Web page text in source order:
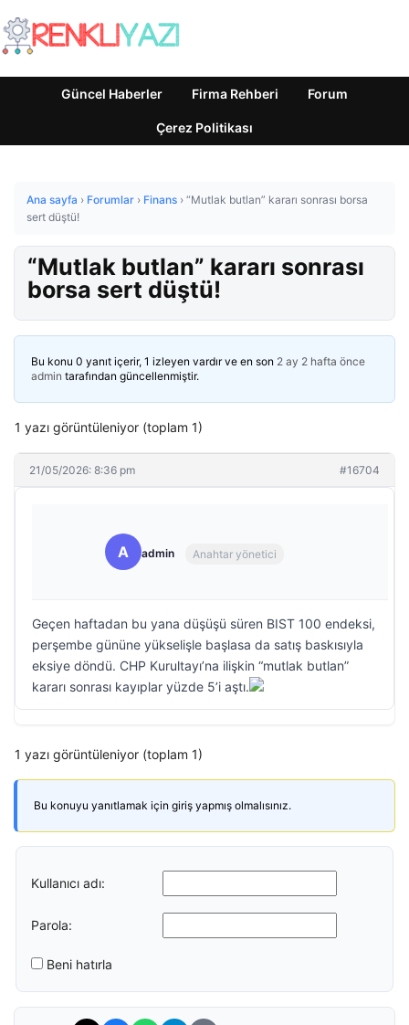
Güncel Haberler Firma Rehberi Forum
Çerez Politikası
Ana sayfa › Forumlar › Finans › “Mutlak butlan” kararı sonrası borsa
sert düştü!
“Mutlak butlan” kararı sonrası
borsa sert düştü!
Bu konu 0 yanıt içerir, 1 izleyen vardır ve en son 2 ay 2 hafta önce
admin tarafından güncellenmiştir.
1 yazı görüntüleniyor (toplam 1)
21/05/2026: 8:36 pm #16704
A admin Anahtar yönetici
Geçen haftadan bu yana düşüşü süren BIST 100 endeksi,
perşembe gününe yükselişle başlasa da satış baskısıyla
eksiye döndü. CHP Kurultayı’na ilişkin “mutlak butlan”
kararı sonrası kayıplar yüzde 5’i aştı.
1 yazı görüntüleniyor (toplam 1)
Bu konuyu yanıtlamak için giriş yapmış olmalısınız.
Kullanıcı adı:
Parola:
Beni hatırla